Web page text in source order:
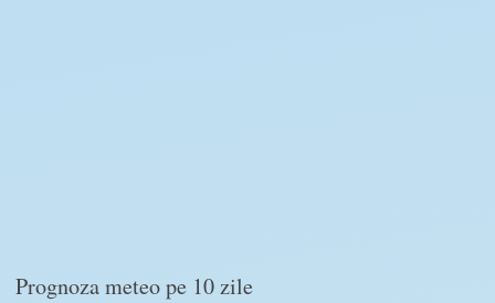
Prognoza meteo pe 10 zile